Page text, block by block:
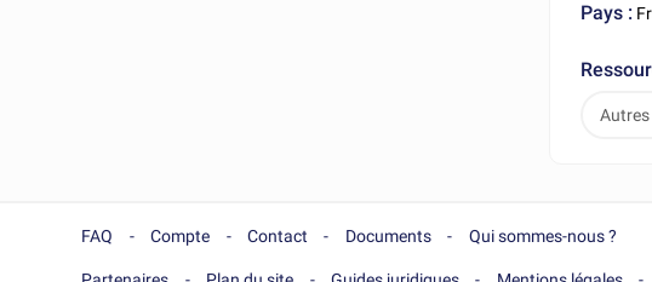
Pays :
FAQ Compte Contact Documents Qui sommes-nous ?